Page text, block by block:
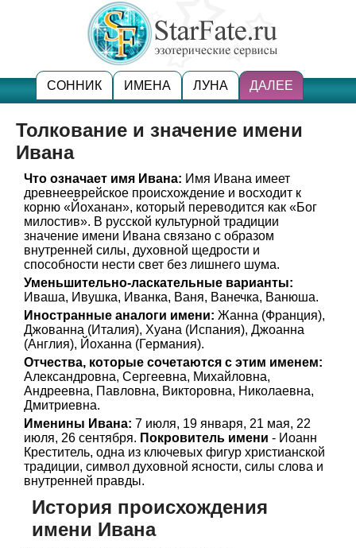
СОННИК ИМЕНА ЛУНА ДАЛЕЕ
Толкование и значение имени
Ивана
Что означает имя Ивана: Имя Ивана имеет
древнееврейское происхождение и восходит к
корню «Йоханан», который переводится как «Бог
милостив». В русской культурной традиции
значение имени Ивана связано с образом
внутренней силы, духовной щедрости и
способности нести свет без лишнего шума.
Уменьшительно-ласкательные варианты:
Иваша, Ивушка, Иванка, Ваня, Ванечка, Ванюша.
Иностранные аналоги имени: Жанна (Франция),
Джованна (Италия), Хуана (Испания), Джоанна
(Англия), Йоханна (Германия).
Отчества, которые сочетаются с этим именем:
Александровна, Сергеевна, Михайловна,
Андреевна, Павловна, Викторовна, Николаевна,
Дмитриевна.
Именины Ивана: 7 июля, 19 января, 21 мая, 22
июля, 26 сентября. Покровитель имени - Иоанн
Креститель, одна из ключевых фигур христианской
традиции, символ духовной ясности, силы слова и
внутренней правды.
История происхождения
имени Ивана